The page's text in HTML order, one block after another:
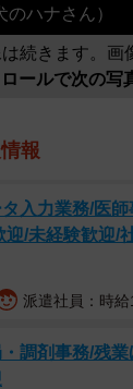
のハナさん）
続きます。画
ールで次の写
報
入力業務/医
迎/未経験歓迎/
派遣社員：時給
調剤事務/残